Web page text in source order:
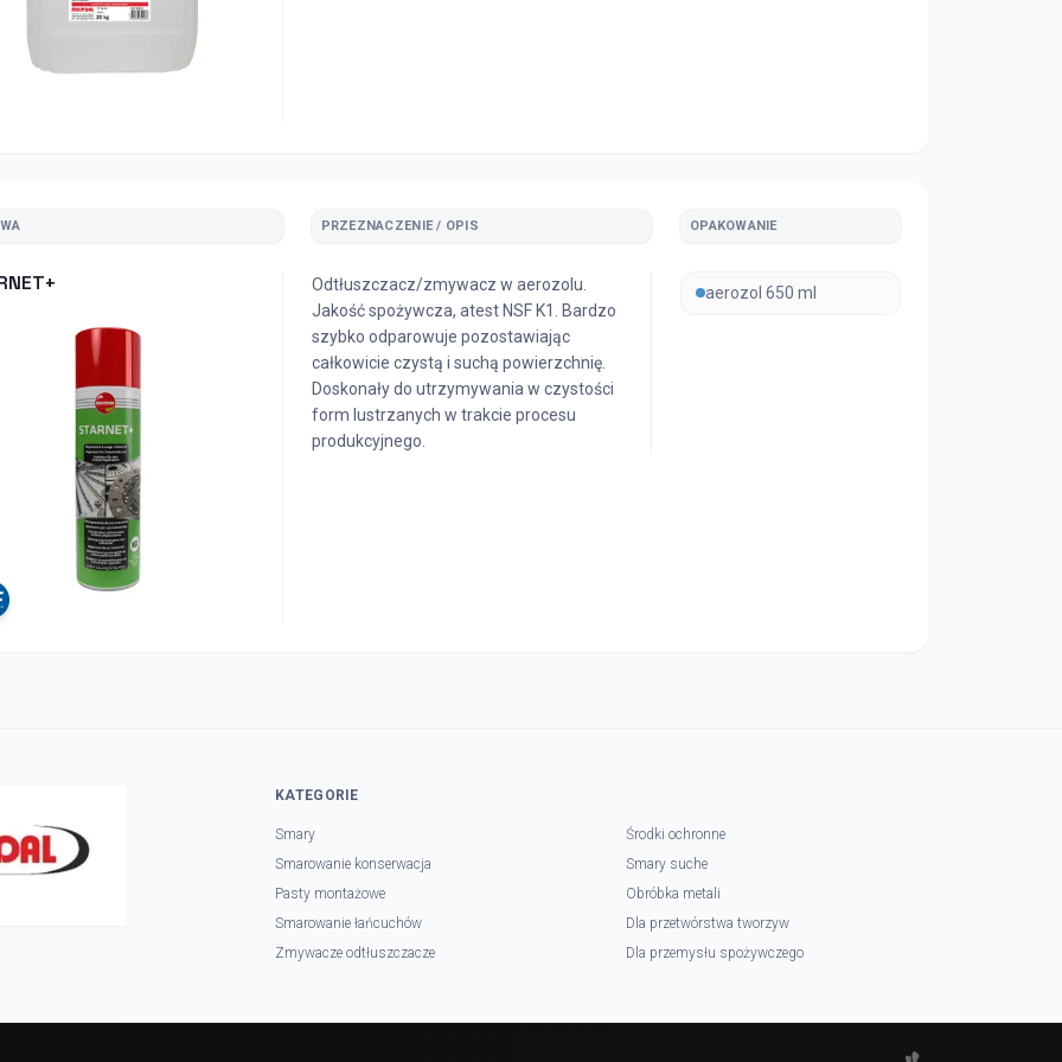
PRZEZNACZENIE / OPIS OPAKOWANIE
Odtłuszczacz/zmywacz w aerozolu.
Jakość spożywcza, atest NSF K1. Bardzo
szybko odparowuje pozostawiając
całkowicie czystą i suchą powierzchnię.
Doskonały do utrzymywania w czystości
form lustrzanych w trakcie procesu
produkcyjnego.
aerozol 650 ml
KATEGORIE
Smary
Smarowanie konserwacja
Pasty montażowe
Smarowanie łańcuchów
Zmywacze odtłuszczacze
Środki ochronne
Smary suche
Obróbka metali
Dla przetwórstwa tworzyw
Dla przemysłu spożywczego